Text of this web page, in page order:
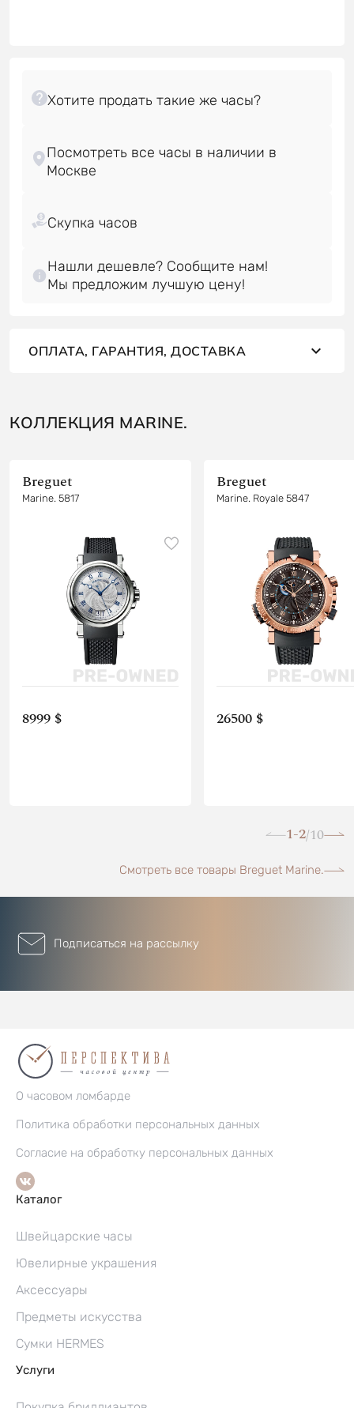
Посмотреть все часы в наличии в
Нашли дешевле? Сообщите нам!
Мы предложим лучшую цену!
ОПЛАТА, ГАРАНТИЯ, ДОСТАВКА
КОЛЛЕКЦИЯ MARINE.
Breguet
Marine. 5817
8999 $
Breguet
Marine. Royale 5847
26500 $
1-2/10
Смотреть все товары Breguet Marine.
Подписаться на рассылку
О часовом ломбарде
Политика обработки персональных данных
Согласие на обработку персональных данных
Каталог
Швейцарские часы
Ювелирные украшения
Аксессуары
Предметы искусства
Сумки HERMES
Услуги